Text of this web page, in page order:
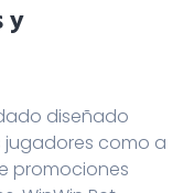
y
diseñado
como a
promociones